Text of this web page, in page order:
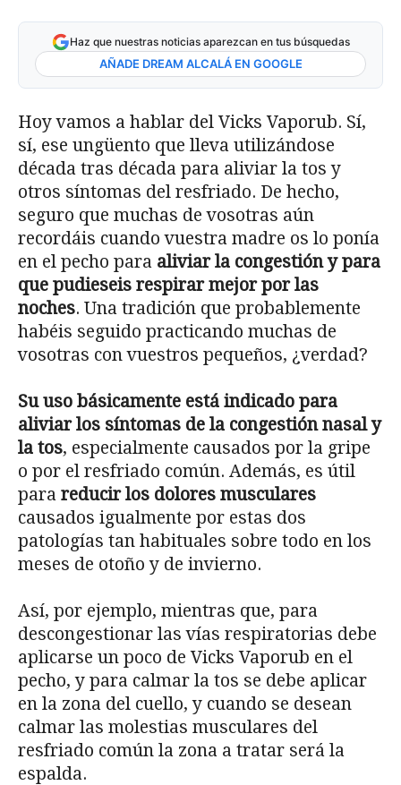
Haz que nuestras noticias aparezcan en tus búsquedas
AÑADE DREAM ALCALÁ EN GOOGLE
Hoy vamos a hablar del Vicks Vaporub. Sí,
sí, ese ungüento que lleva utilizándose
década tras década para aliviar la tos y
otros síntomas del resfriado. De hecho,
seguro que muchas de vosotras aún
recordáis cuando vuestra madre os lo ponía
en el pecho para aliviar la congestión y para
que pudieseis respirar mejor por las
noches. Una tradición que probablemente
habéis seguido practicando muchas de
vosotras con vuestros pequeños, ¿verdad?
Su uso básicamente está indicado para
aliviar los síntomas de la congestión nasal y
la tos, especialmente causados por la gripe
o por el resfriado común. Además, es útil
para reducir los dolores musculares
causados igualmente por estas dos
patologías tan habituales sobre todo en los
meses de otoño y de invierno.
Así, por ejemplo, mientras que, para
descongestionar las vías respiratorias debe
aplicarse un poco de Vicks Vaporub en el
pecho, y para calmar la tos se debe aplicar
en la zona del cuello, y cuando se desean
calmar las molestias musculares del
resfriado común la zona a tratar será la
espalda.